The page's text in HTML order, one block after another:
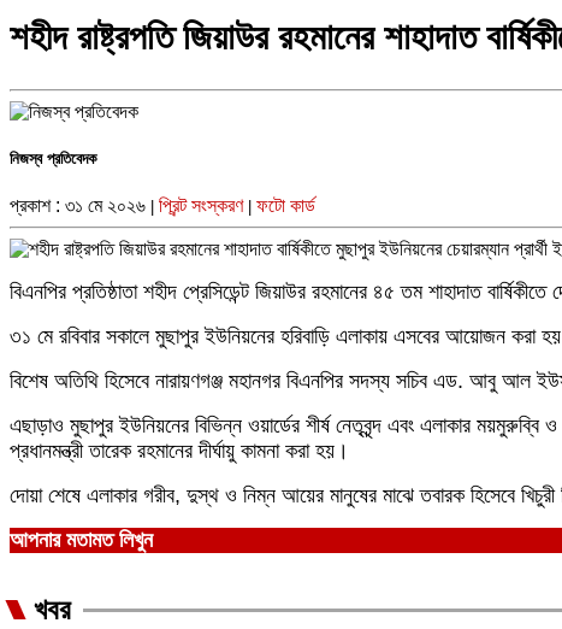
শহীদ রাষ্ট্রপতি জিয়াউর রহমানের শাহাদাত
নিজস্ব প্রতিবেদক
প্রকাশ : ৩১ মে ২০২৬ প্রিন্ট সংস্করণ ফটো কার্ড
বিএনপির প্রতিষ্ঠাতা শহীদ প্রেসিডেন্ট জিয়াউর রহমানের ৪৫ তম শাহাদাত
৩১ মে রবিবার সকালে মুছাপুর ইউনিয়নের হরিবাড়ি এলাকায় এসবের আয়োজন
বিশেষ অতিথি হিসেবে নারায়ণগঞ্জ মহানগর বিএনপির সদস্য সচিব এড. আবু আল
এছাড়াও মুছাপুর ইউনিয়নের বিভিন্ন ওয়ার্ডের শীর্ষ নেতৃবৃন্দ এবং এলাকার
প্রধানমন্ত্রী তারেক রহমানের দীর্ঘায়ু কামনা করা হয়।
দোয়া শেষে এলাকার গরীব, দুস্থ ও নিম্ন আয়ের মানুষের মাঝে তবারক হিসেবে
আপনার মতামত লিখুন
খবর